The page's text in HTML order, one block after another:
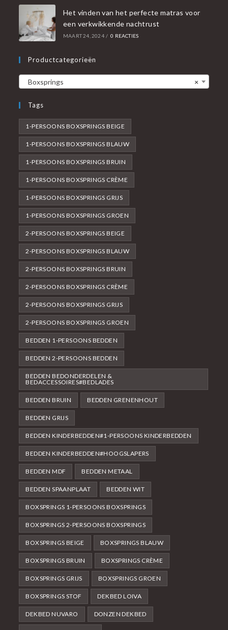
Het vinden van het perfecte matras voor
een verkwikkende nachtrust
MAART 24, 2024 / 0 REACTIES
Productcategorieën
×
Boxsprings
Tags
1-PERSOONS BOXSPRINGS BEIGE
1-PERSOONS BOXSPRINGS BLAUW
1-PERSOONS BOXSPRINGS BRUIN
1-PERSOONS BOXSPRINGS CRÈME
1-PERSOONS BOXSPRINGS GRIJS
1-PERSOONS BOXSPRINGS GROEN
2-PERSOONS BOXSPRINGS BEIGE
2-PERSOONS BOXSPRINGS BLAUW
2-PERSOONS BOXSPRINGS BRUIN
2-PERSOONS BOXSPRINGS CRÈME
2-PERSOONS BOXSPRINGS GRIJS
2-PERSOONS BOXSPRINGS GROEN
BEDDEN 1-PERSOONS BEDDEN
BEDDEN 2-PERSOONS BEDDEN
BEDDEN BEDONDERDELEN &
BEDACCESSOIRES#BEDLADES
BEDDEN BRUIN BEDDEN GRENENHOUT
BEDDEN GRIJS
BEDDEN KINDERBEDDEN#1-PERSOONS KINDERBEDDEN
BEDDEN KINDERBEDDEN#HOOGSLAPERS
BEDDEN MDF BEDDEN METAAL
BEDDEN SPAANPLAAT BEDDEN WIT
BOXSPRINGS 1-PERSOONS BOXSPRINGS
BOXSPRINGS 2-PERSOONS BOXSPRINGS
BOXSPRINGS BEIGE BOXSPRINGS BLAUW
BOXSPRINGS BRUIN BOXSPRINGS CRÈME
BOXSPRINGS GRIJS BOXSPRINGS GROEN
BOXSPRINGS STOF DEKBED LOIVA
DEKBED NUVARO DONZEN DEKBED